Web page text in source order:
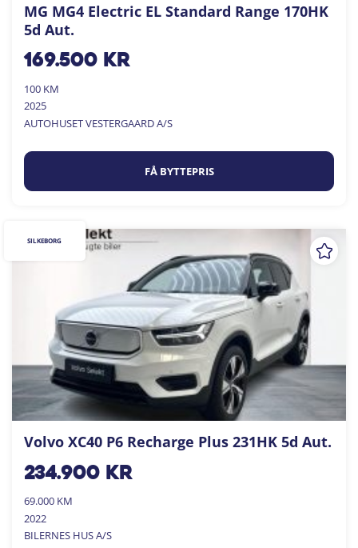
MG MG4 Electric EL Standard Range 170HK
5d Aut.
169.500kr
100 KM
2025
AUTOHUSET VESTERGAARD A/S
FÅ BYTTEPRIS
Volvo XC40 P6 Recharge Plus 231HK 5d Aut.
234.900kr
69.000 KM
2022
BILERNES HUS A/S
SILKEBORG